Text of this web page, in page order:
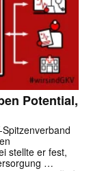
Potential,
stellte er fest,
…